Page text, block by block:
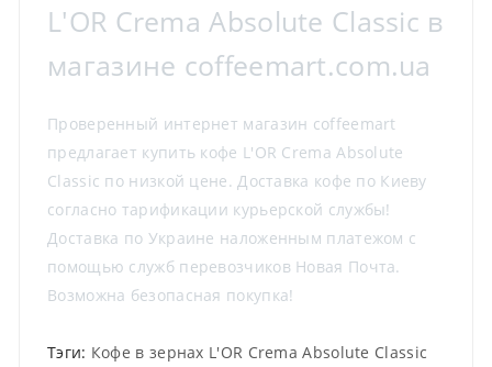
L'OR Crema Absolute Classic в
магазине coffeemart.com.ua
Проверенный интернет магазин coffeemart
предлагает купить кофе L'OR Crema Absolute
Classic по низкой цене. Доставка кофе по Киеву
согласно тарификации курьерской службы!
Доставка по Украине наложенным платежом с
помощью служб перевозчиков Новая Почта.
Возможна безопасная покупка!
Тэги: Кофе в зернах L'OR Crema Absolute Classic